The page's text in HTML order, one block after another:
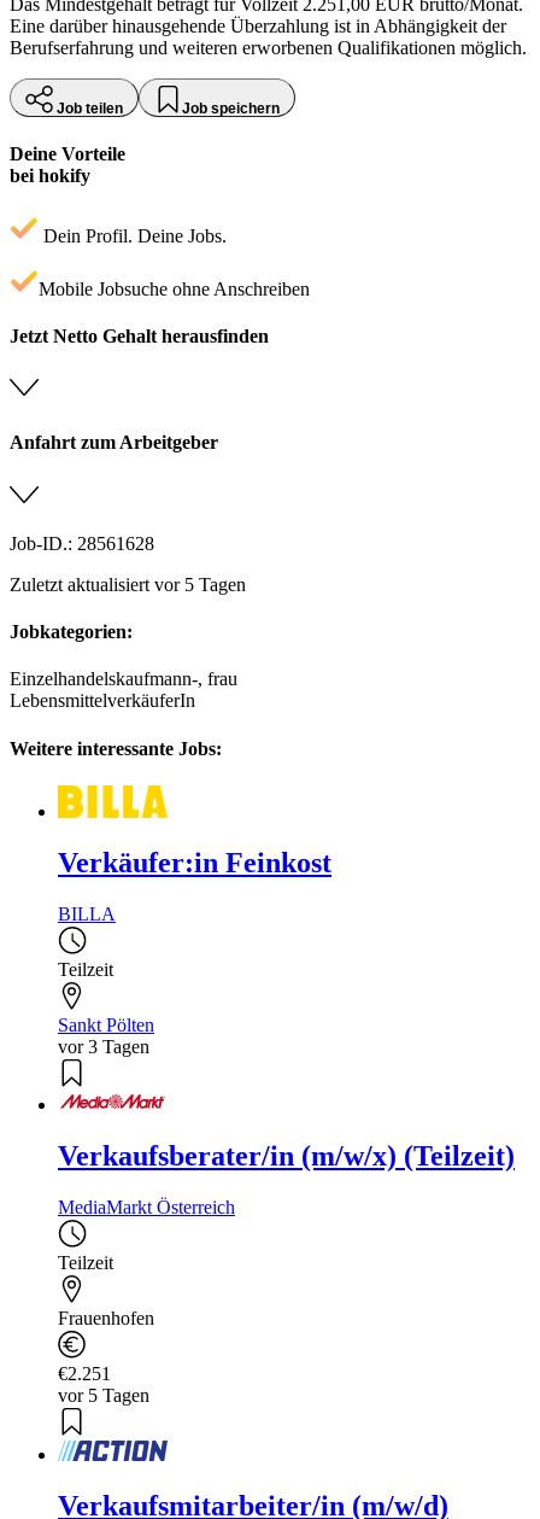
Das Mindestgehalt beträgt für Vollzeit 2.251,00 EUR brutto/Monat.
Eine darüber hinausgehende Überzahlung ist in Abhängigkeit der
Berufserfahrung und weiteren erworbenen Qualifikationen möglich.
Job teilen Job speichern
Deine Vorteile
bei hokify
Dein Profil. Deine Jobs.
Mobile Jobsuche ohne Anschreiben
Jetzt Netto Gehalt herausfinden
Anfahrt zum Arbeitgeber
Job-ID.: 28561628
Zuletzt aktualisiert vor 5 Tagen
Jobkategorien:
Einzelhandelskaufmann-, frau
LebensmittelverkäuferIn
Weitere interessante Jobs:
Verkäufer:in Feinkost
BILLA
Teilzeit
Sankt Pölten
vor 3 Tagen
Verkaufsberater/in (m/w/x) (Teilzeit)
MediaMarkt Österreich
Teilzeit
Frauenhofen
€2.251
vor 5 Tagen
Verkaufsmitarbeiter/in (m/w/d)